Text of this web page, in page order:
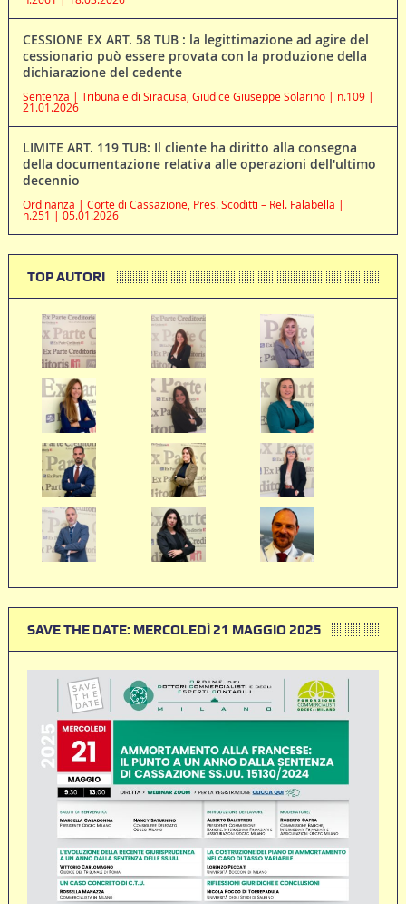
CESSIONE EX ART. 58 TUB : la legittimazione ad agire del
cessionario può essere provata con la produzione della
dichiarazione del cedente
Sentenza | Tribunale di Siracusa, Giudice Giuseppe Solarino | n.109 |
21.01.2026
LIMITE ART. 119 TUB: Il cliente ha diritto alla consegna
della documentazione relativa alle operazioni dell'ultimo
decennio
Ordinanza | Corte di Cassazione, Pres. Scoditti – Rel. Falabella |
n.251 | 05.01.2026
TOP AUTORI
SAVE THE DATE: MERCOLEDÌ 21 MAGGIO 2025